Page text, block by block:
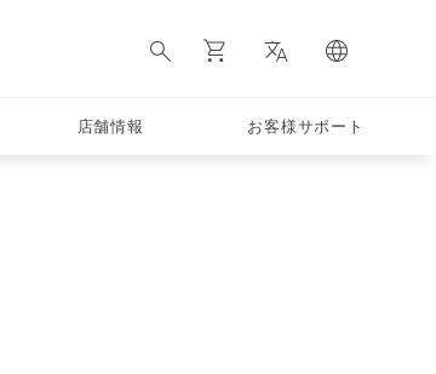
店舗情報 お客様サポート